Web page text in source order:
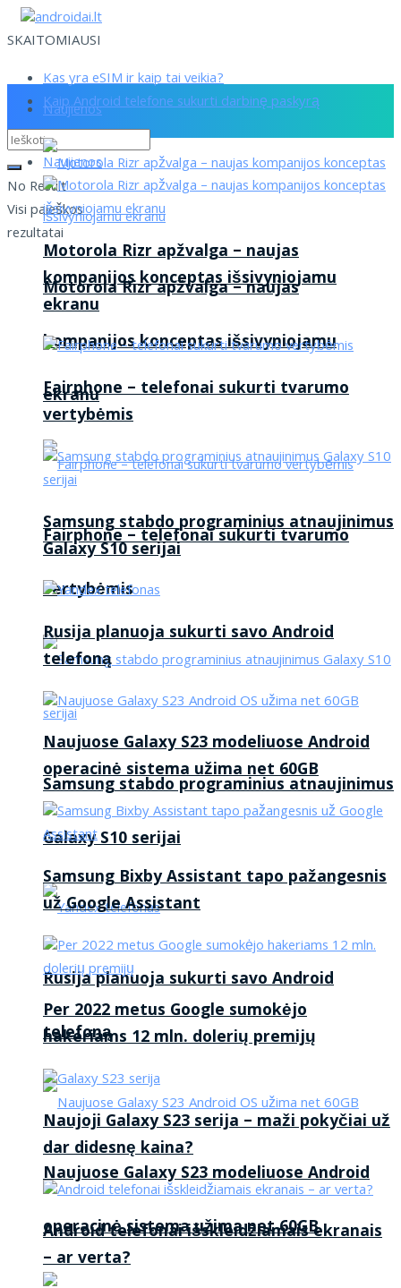
SKAITOMIAUSI
Kas yra eSIM ir kaip tai veikia?
Kaip Android telefone sukurti darbinę paskyrą
No Result
Visi paieškos
rezultatai
Naujienos
Motorola Rizr apžvalga – naujas
kompanijos konceptas išsivyniojamu
ekranu
Fairphone – telefonai sukurti tvarumo
vertybėmis
Samsung stabdo programinius atnaujinimus
Galaxy S10 serijai
Rusija planuoja sukurti savo Android
telefoną
Naujuose Galaxy S23 modeliuose Android
operacinė sistema užima net 60GB
Naujienos
Motorola Rizr apžvalga – naujas
kompanijos konceptas išsivyniojamu
ekranu
Fairphone – telefonai sukurti tvarumo
vertybėmis
Samsung stabdo programinius atnaujinimus
Galaxy S10 serijai
Rusija planuoja sukurti savo Android
telefoną
Naujuose Galaxy S23 modeliuose Android
operacinė sistema užima net 60GB
Samsung Bixby Assistant tapo pažangesnis
už Google Assistant
Per 2022 metus Google sumokėjo
hakeriams 12 mln. dolerių premijų
Naujoji Galaxy S23 serija – maži pokyčiai už
dar didesnę kaina?
Android telefonai išskleidžiamais ekranais
– ar verta?